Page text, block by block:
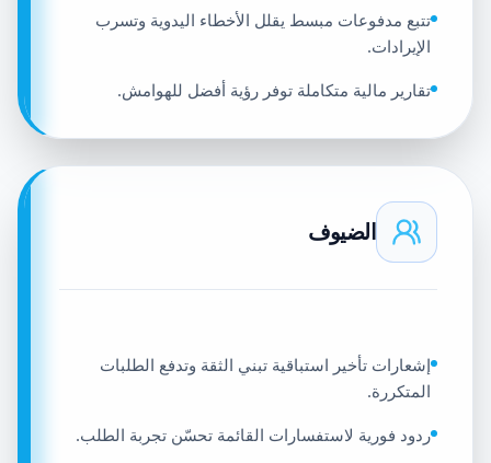
تتبع مدفوعات مبسط يقلل الأخطاء اليدوية وتسرب
الإيرادات.
تقارير مالية متكاملة توفر رؤية أفضل للهوامش.
الضيوف
إشعارات تأخير استباقية تبني الثقة وتدفع الطلبات
المتكررة.
ردود فورية لاستفسارات القائمة تحسّن تجربة الطلب.